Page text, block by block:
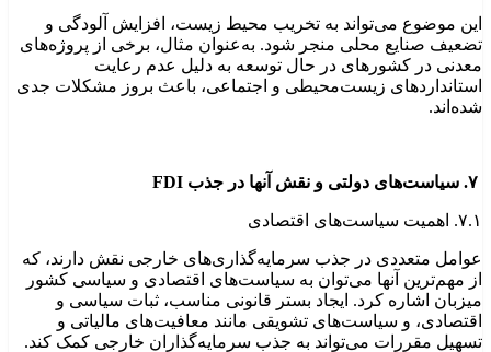
این موضوع می‌تواند به تخریب محیط زیست، افزایش آلودگی و
تضعیف صنایع محلی منجر شود. به‌عنوان مثال، برخی از پروژه‌های
معدنی در کشورهای در حال توسعه به دلیل عدم رعایت
استانداردهای زیست‌محیطی و اجتماعی، باعث بروز مشکلات جدی
شده‌اند.
۷.۱. اهمیت سیاست‌های اقتصادی
عوامل متعددی در جذب سرمایه‌گذاری‌های خارجی نقش دارند، که
از مهم‌ترین آنها می‌توان به سیاست‌های اقتصادی و سیاسی کشور
میزبان اشاره کرد. ایجاد بستر قانونی مناسب، ثبات سیاسی و
اقتصادی، و سیاست‌های تشویقی مانند معافیت‌های مالیاتی و
تسهیل مقررات می‌تواند به جذب سرمایه‌گذاران خارجی کمک کند.